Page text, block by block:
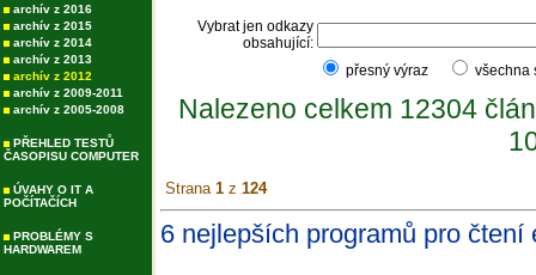
archív z 2016
archív z 2015
archív z 2014
archív z 2013
archív z 2012
archív z 2009-2011
archív z 2005-2008
PŘEHLED TESTŮ
ČASOPISU COMPUTER
ÚVAHY O IT A
POČÍTAČÍCH
PROBLÉMY S
HARDWAREM
Vybrat jen odkazy
obsahující:
přesný výraz
Nalezeno celkem 12304
Strana 1 z 124
6 nejlepších programů pro